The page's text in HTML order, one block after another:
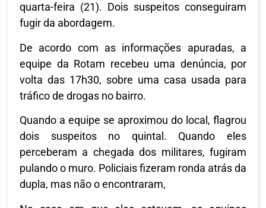
quarta-feira (21). Dois suspeitos conseguiram
fugir da abordagem.
De acordo com as informações apuradas, a
equipe da Rotam recebeu uma denúncia, por
volta das 17h30, sobre uma casa usada para
tráfico de drogas no bairro.
Quando a equipe se aproximou do local, flagrou
dois suspeitos no quintal. Quando eles
perceberam a chegada dos militares, fugiram
pulando o muro. Policiais fizeram ronda atrás da
dupla, mas não o encontraram,